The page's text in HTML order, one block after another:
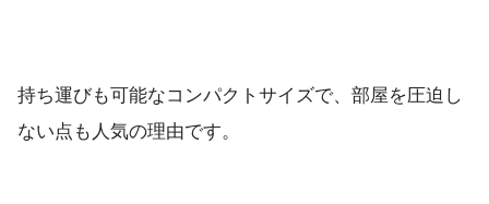
持ち運びも可能なコンパクトサイズで、部屋を圧迫し
ない点も人気の理由です。